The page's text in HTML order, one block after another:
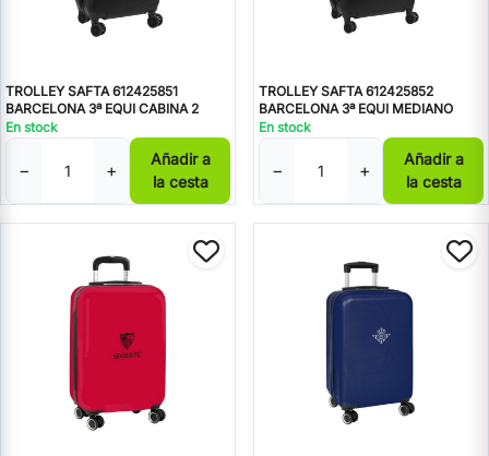
TROLLEY SAFTA 612425851
BARCELONA 3ª EQUI CABINA 2
En stock
− +
Añadir a
la cesta
TROLLEY SAFTA 612425852
BARCELONA 3ª EQUI MEDIANO
En stock
− +
Añadir a
la cesta